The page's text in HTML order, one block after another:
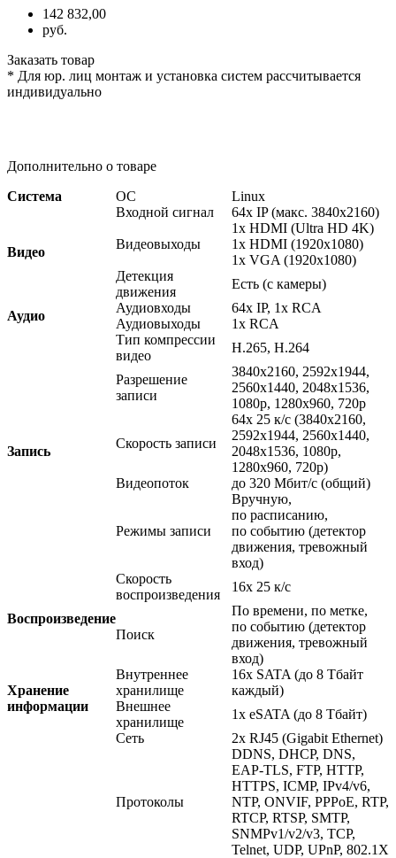
142 832,00
руб.
Заказать товар
* Для юр. лиц монтаж и установка систем рассчитывается
индивидуально
Дополнительно о товаре
Система
ОС Linux
Видео
Входной сигнал 64x IP (макс. 3840x2160)
Видеовыходы
1x HDMI (Ultra HD 4K)
1x HDMI (1920x1080)
1x VGA (1920x1080)
Детекция
движения
Есть (с камеры)
Аудио
Аудиовходы
64x IP, 1x RCA
Аудиовыходы
1x RCA
Запись
Тип компрессии
видео
H.265, H.264
Разрешение
записи
3840x2160, 2592x1944,
2560x1440, 2048x1536,
1080p, 1280x960, 720p
Скорость записи
64x 25 к/с (3840x2160,
2592x1944, 2560x1440,
2048x1536, 1080p,
1280x960, 720p)
Видеопоток
до 320 Мбит/с (общий)
Режимы записи
Вручную,
по расписанию,
по событию (детектор
движения, тревожный
вход)
Воспроизведение
Скорость
воспроизведения
16x 25 к/с
Поиск
По времени, по метке,
по событию (детектор
движения, тревожный
вход)
Хранение
информации
Внутреннее
хранилище
16x SATA (до 8 Тбайт
каждый)
Внешнее
хранилище
1x eSATA (до 8 Тбайт)
Сеть 2x RJ45 (Gigabit Ethernet)
Протоколы
DDNS, DHCP, DNS,
EAP-TLS, FTP, HTTP,
HTTPS, ICMP, IPv4/v6,
NTP, ONVIF, PPPoE, RTP,
RTCP, RTSP, SMTP,
SNMPv1/v2/v3, TCP,
Telnet, UDP, UPnP, 802.1X